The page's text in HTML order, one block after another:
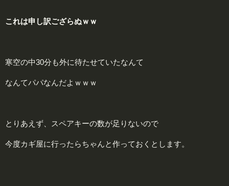
これは申し訳ござらぬｗｗ
寒空の中30分も外に待たせていたなんて
なんてパパなんだよｗｗｗ
とりあえず、スペアキーの数が足りないので
今度カギ屋に行ったらちゃんと作っておくとします。